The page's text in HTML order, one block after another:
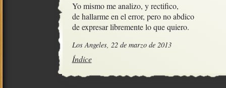
Yo mismo me analizo, y rectifico,
de hallarme en el error, pero no abdico
de expresar libremente lo que quiero.
Los Angeles, 22 de marzo de 2013
Índice